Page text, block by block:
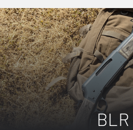
BLR